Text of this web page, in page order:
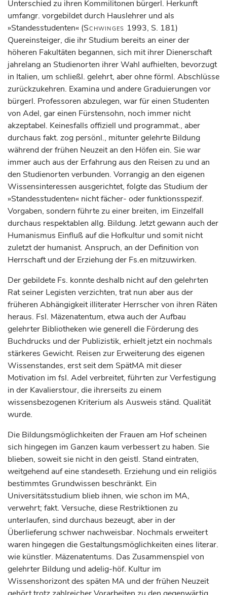
Unterschied zu ihren Kommilitonen bürgerl. Herkunft
umfangr. vorgebildet durch Hauslehrer und als
»Standesstudenten« (Schwinges 1993, S. 181)
Quereinsteiger, die ihr Studium bereits an einer der
höheren Fakultäten begannen, sich mit ihrer Dienerschaft
jahrelang an Studienorten ihrer Wahl aufhielten, bevorzugt
in Italien, um schließl. gelehrt, aber ohne förml. Abschlüsse
zurückzukehren. Examina und andere Graduierungen vor
bürgerl. Professoren abzulegen, war für einen Studenten
von Adel, gar einen Fürstensohn, noch immer nicht
akzeptabel. Keinesfalls offiziell und programmat., aber
durchaus fakt. zog persönl., mitunter gelehrte Bildung
während der frühen Neuzeit an den Höfen ein. Sie war
immer auch aus der Erfahrung aus den Reisen zu und an
den Studienorten verbunden. Vorrangig an den eigenen
Wissensinteressen ausgerichtet, folgte das Studium der
»Standesstudenten« nicht fächer- oder funktionsspezif.
Vorgaben, sondern führte zu einer breiten, im Einzelfall
durchaus respektablen allg. Bildung. Jetzt gewann auch der
Humanismus Einfluß auf die Hofkultur und somit nicht
zuletzt der humanist. Anspruch, an der Definition von
Herrschaft und der Erziehung der Fs.en mitzuwirken.
Der gebildete Fs. konnte deshalb nicht auf den gelehrten
Rat seiner Legisten verzichten, trat nun aber aus der
früheren Abhängigkeit illiterater Herrscher von ihren Räten
heraus. Fsl. Mäzenatentum, etwa auch der Aufbau
gelehrter Bibliotheken wie generell die Förderung des
Buchdrucks und der Publizistik, erhielt jetzt ein nochmals
stärkeres Gewicht. Reisen zur Erweiterung des eigenen
Wissenstandes, erst seit dem SpätMA mit dieser
Motivation im fsl. Adel verbreitet, führten zur Verfestigung
in der Kavalierstour, die ihrerseits zu einem
wissensbezogenen Kriterium als Ausweis ständ. Qualität
wurde.
Die Bildungsmöglichkeiten der Frauen am Hof scheinen
sich hingegen im Ganzen kaum verbessert zu haben. Sie
blieben, soweit sie nicht in den geistl. Stand eintraten,
weitgehend auf eine standeseth. Erziehung und ein religiös
bestimmtes Grundwissen beschränkt. Ein
Universitätsstudium blieb ihnen, wie schon im MA,
verwehrt; fakt. Versuche, diese Restriktionen zu
unterlaufen, sind durchaus bezeugt, aber in der
Überlieferung schwer nachweisbar. Nochmals erweitert
waren hingegen die Gestaltungsmöglichkeiten eines literar.
wie künstler. Mäzenatentums. Das Zusammenspiel von
gelehrter Bildung und adelig-höf. Kultur im
Wissenshorizont des späten MA und der frühen Neuzeit